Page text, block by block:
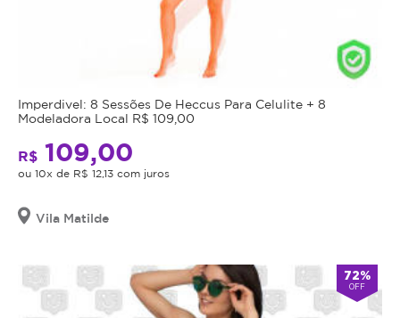
Imperdivel: 8 Sessões De Heccus Para Celulite + 8
Modeladora Local R$ 109,00
R$ 109,00
ou 10x de R$ 12,13 com juros
Vila Matilde
72%
OFF